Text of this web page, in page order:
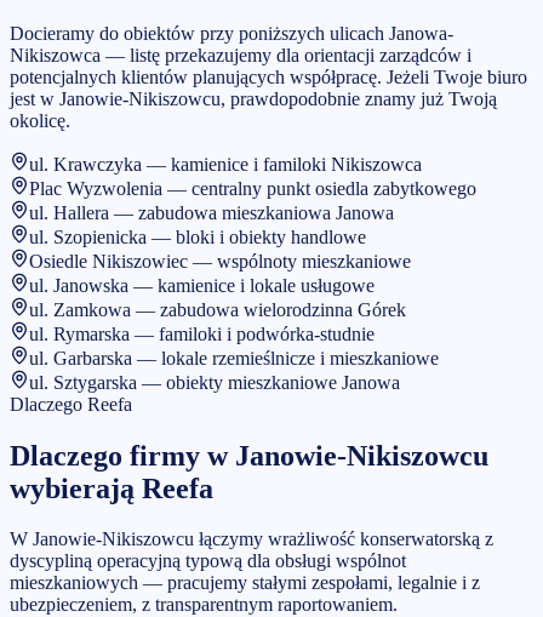
Docieramy do obiektów przy poniższych ulicach Janowa-
Nikiszowca — listę przekazujemy dla orientacji zarządców i
potencjalnych klientów planujących współpracę. Jeżeli Twoje biuro
jest w Janowie-Nikiszowcu, prawdopodobnie znamy już Twoją
okolicę.
ul. Krawczyka — kamienice i familoki Nikiszowca
Plac Wyzwolenia — centralny punkt osiedla zabytkowego
ul. Hallera — zabudowa mieszkaniowa Janowa
ul. Szopienicka — bloki i obiekty handlowe
Osiedle Nikiszowiec — wspólnoty mieszkaniowe
ul. Janowska — kamienice i lokale usługowe
ul. Zamkowa — zabudowa wielorodzinna Górek
ul. Rymarska — familoki i podwórka-studnie
ul. Garbarska — lokale rzemieślnicze i mieszkaniowe
ul. Sztygarska — obiekty mieszkaniowe Janowa
Dlaczego Reefa
Dlaczego firmy w Janowie-Nikiszowcu
wybierają Reefa
W Janowie-Nikiszowcu łączymy wrażliwość konserwatorską z
dyscypliną operacyjną typową dla obsługi wspólnot
mieszkaniowych — pracujemy stałymi zespołami, legalnie i z
ubezpieczeniem, z transparentnym raportowaniem.